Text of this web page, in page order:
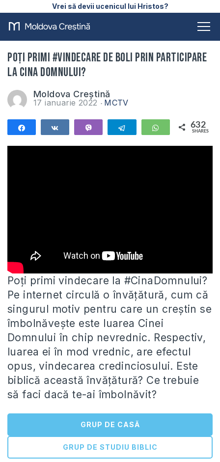
Vrei să devii ucenicul lui Hristos?
Poți primi #vindecare de boli prin participare
la Cina Domnului?
Moldova Creștină
17 ianuarie 2022 MCTV
Telegram WhatsApp
632
SHARES
Poți primi vindecare la #CinaDomnului?
Pe internet circulă o învățătură, cum că
singurul motiv pentru care un creștin se
îmbolnăvește este luarea Cinei
Domnului în chip nevrednic. Respectiv,
luarea ei în mod vrednic, are efectul
opus, vindecarea credinciosului. Este
biblică această învățătură? Ce trebuie
să faci dacă te-ai îmbolnăvit?
GRUP DE CASĂ
GRUP DE STUDIU BIBLIC